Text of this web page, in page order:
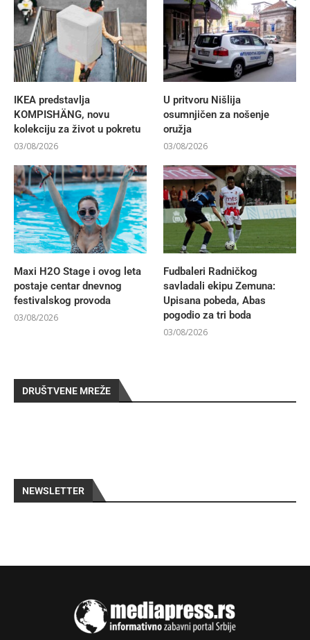
IKEA predstavlja
KOMPISHÄNG, novu
kolekciju za život u pokretu
03/08/2026
U pritvoru Nišlija
osumnjičen za nošenje
oružja
03/08/2026
Maxi H2O Stage i ovog leta
postaje centar dnevnog
festivalskog provoda
03/08/2026
Fudbaleri Radničkog
savladali ekipu Zemuna:
Upisana pobeda, Abas
pogodio za tri boda
03/08/2026
DRUŠTVENE MREŽE
NEWSLETTER